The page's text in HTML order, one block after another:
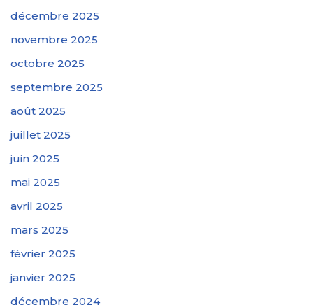
décembre 2025
novembre 2025
octobre 2025
septembre 2025
août 2025
juillet 2025
juin 2025
mai 2025
avril 2025
mars 2025
février 2025
janvier 2025
décembre 2024